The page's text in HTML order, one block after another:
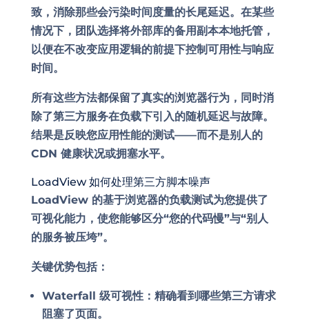
致，消除那些会污染时间度量的长尾延迟。在某些
情况下，团队选择将外部库的备用副本本地托管，
以便在不改变应用逻辑的前提下控制可用性与响应
时间。
所有这些方法都保留了真实的浏览器行为，同时消
除了第三方服务在负载下引入的随机延迟与故障。
结果是反映您应用性能的测试——而不是别人的
CDN 健康状况或拥塞水平。
LoadView 如何处理第三方脚本噪声
LoadView 的基于浏览器的负载测试为您提供了
可视化能力，使您能够区分“您的代码慢”与“别人
的服务被压垮”。
关键优势包括：
Waterfall 级可视性： 精确看到哪些第三方请求
阻塞了页面。